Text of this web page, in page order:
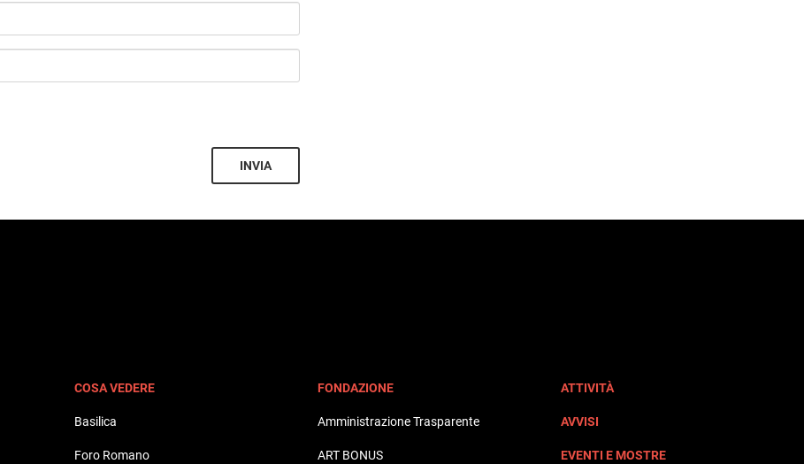
INVIA
COSA VEDERE
Basilica
Foro Romano
FONDAZIONE
Amministrazione Trasparente
ART BONUS
ATTIVITÀ
AVVISI
EVENTI E MOSTRE